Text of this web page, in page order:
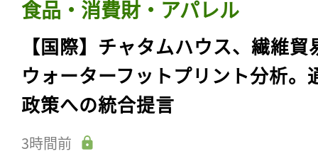
食品・消費財・アパレル
【国際】チャタムハウス、繊維貿
ウォーターフットプリント分析。
政策への統合提言
3時間前